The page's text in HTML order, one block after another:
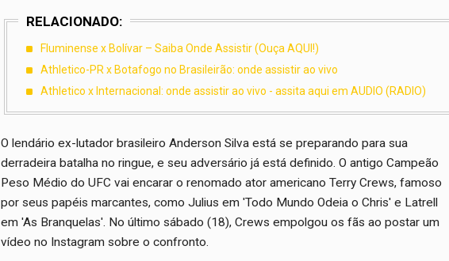
RELACIONADO:
Fluminense x Bolívar – Saiba Onde Assistir (Ouça AQUI!)
Athletico-PR x Botafogo no Brasileirão: onde assistir ao vivo
Athletico x Internacional: onde assistir ao vivo - assita aqui em AUDIO (RADIO)
O lendário ex-lutador brasileiro Anderson Silva está se preparando para sua
derradeira batalha no ringue, e seu adversário já está definido. O antigo Campeão
Peso Médio do UFC vai encarar o renomado ator americano Terry Crews, famoso
por seus papéis marcantes, como Julius em 'Todo Mundo Odeia o Chris' e Latrell
em 'As Branquelas'. No último sábado (18), Crews empolgou os fãs ao postar um
vídeo no Instagram sobre o confronto.